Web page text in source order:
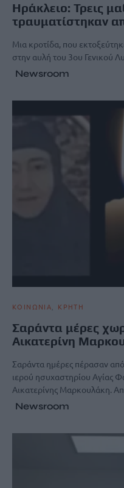
Ηράκλειο: Τρεις
τραυματίστηκαν
Μια κροτίδα, που
στην αυλή του 3ου Γενικού
Newsroom
ΚΟΙΝΩΝΙΑ ΚΡΗΤΗ
Σαράντα μέρες
Αικατερίνη
Σαράντα ημέρες πέρασαν
ιερού ησυχαστηρίου Αγίας
Αικατερίνης Μαρκουλάκη.
Newsroom